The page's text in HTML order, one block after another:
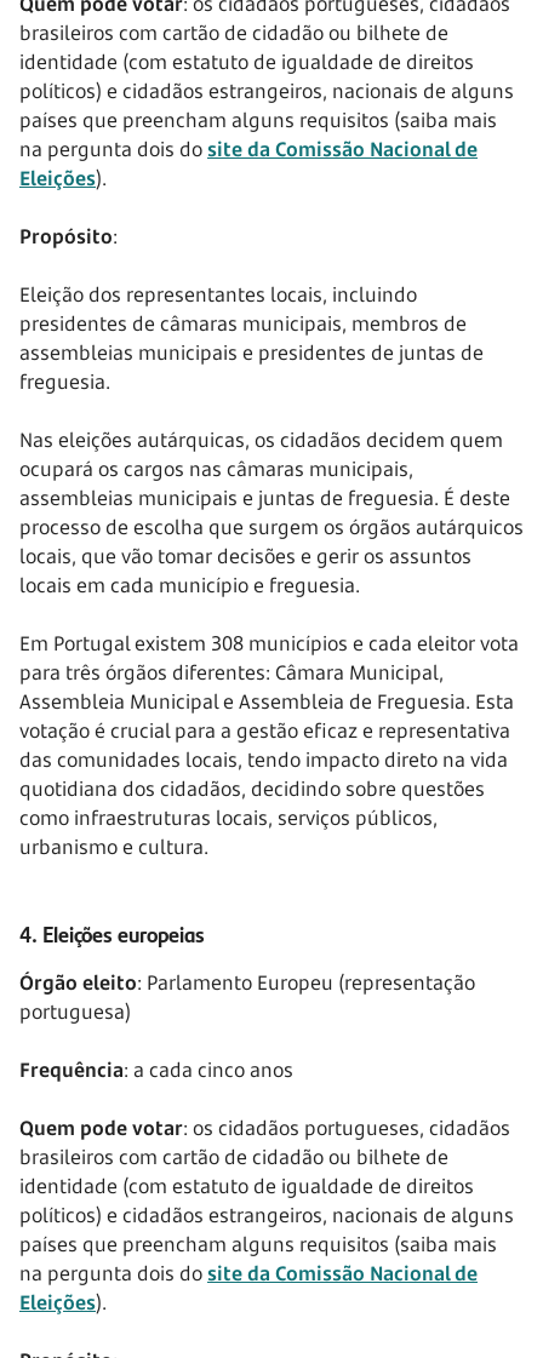
brasileiros com cartão de cidadão ou bilhete de
identidade (com estatuto de igualdade de direitos
políticos) e cidadãos estrangeiros, nacionais de alguns
países que preencham alguns requisitos (saiba mais
na pergunta dois dosite da Comissão Nacional de
Eleições).
Propósito:
Eleição dos representantes locais, incluindo
presidentes de câmaras municipais, membros de
assembleias municipais e presidentes de juntas de
freguesia.
Nas eleições autárquicas, os cidadãos decidem quem
ocupará os cargos nas câmaras municipais,
assembleias municipais e juntas de freguesia. É deste
processo de escolha que surgem os órgãos autárquicos
locais, que vão tomar decisões e gerir os assuntos
locais em cada município e freguesia.
Em Portugal existem 308 municípios e cada eleitor vota
para três órgãos diferentes: Câmara Municipal,
Assembleia Municipal e Assembleia de Freguesia. Esta
votação é crucial para a gestão eficaz e representativa
das comunidades locais, tendo impacto direto na vida
quotidiana dos cidadãos, decidindo sobre questões
como infraestruturas locais, serviços públicos,
urbanismo e cultura.
4. Eleições europeias
Órgão eleito: Parlamento Europeu (representação
portuguesa)
Frequência: a cada cinco anos
Quem pode votar: os cidadãos portugueses, cidadãos
brasileiros com cartão de cidadão ou bilhete de
identidade (com estatuto de igualdade de direitos
políticos) e cidadãos estrangeiros, nacionais de alguns
países que preencham alguns requisitos (saiba mais
na pergunta dois dosite da Comissão Nacional de
Eleições).